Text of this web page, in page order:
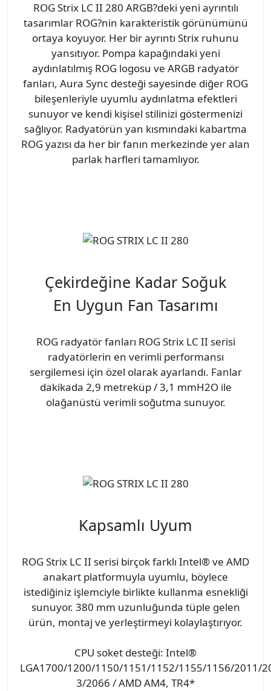
ROG Strix LC II 280 ARGB?deki yeni ayrıntılı
tasarımlar ROG?nin karakteristik görünümünü
ortaya koyuyor. Her bir ayrıntı Strix ruhunu
yansıtıyor. Pompa kapağındaki yeni
aydınlatılmış ROG logosu ve ARGB radyatör
fanları, Aura Sync desteği sayesinde diğer ROG
bileşenleriyle uyumlu aydınlatma efektleri
sunuyor ve kendi kişisel stilinizi göstermenizi
sağlıyor. Radyatörün yan kısmındaki kabartma
ROG yazısı da her bir fanın merkezinde yer alan
parlak harfleri tamamlıyor.
Çekirdeğine Kadar Soğuk
En Uygun Fan Tasarımı
ROG radyatör fanları ROG Strix LC II serisi
radyatörlerin en verimli performansı
sergilemesi için özel olarak ayarlandı. Fanlar
dakikada 2,9 metreküp / 3,1 mmH2O ile
olağanüstü verimli soğutma sunuyor.
Kapsamlı Uyum
ROG Strix LC II serisi birçok farklı Intel® ve AMD
anakart platformuyla uyumlu, böylece
istediğiniz işlemciyle birlikte kullanma esnekliği
sunuyor. 380 mm uzunluğunda tüple gelen
ürün, montaj ve yerleştirmeyi kolaylaştırıyor.
CPU soket desteği: Intel®
LGA1700/1200/1150/1151/1152/1155/1156/2011/
3/2066 / AMD AM4, TR4*